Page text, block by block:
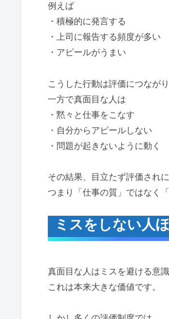
例えば
・積極的に発言する
・上司に報告する頻度が多い
・アピールがうまい
こうした行動は評価につなが
一方で真面目な人は
・黙々と仕事をこなす
・自分からアピールしない
・問題が起きないように動く
その結果、目立たず評価され
つまり「仕事の質」ではなく
ミスをしない人
真面目な人はミスを避ける意
これは本来大きな価値です。